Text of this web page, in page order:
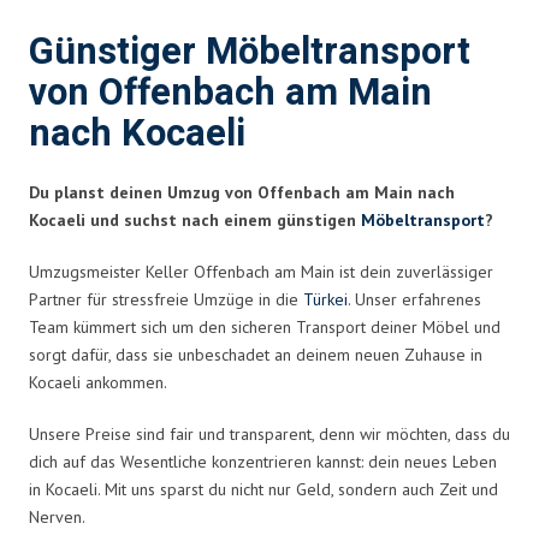
Günstiger Möbeltransport
von Offenbach am Main
nach Kocaeli
Du planst deinen Umzug von Offenbach am Main nach
Kocaeli und suchst nach einem günstigen Möbeltransport?
Umzugsmeister Keller Offenbach am Main ist dein zuverlässiger
Partner für stressfreie Umzüge in die Türkei. Unser erfahrenes
Team kümmert sich um den sicheren Transport deiner Möbel und
sorgt dafür, dass sie unbeschadet an deinem neuen Zuhause in
Kocaeli ankommen.
Unsere Preise sind fair und transparent, denn wir möchten, dass du
dich auf das Wesentliche konzentrieren kannst: dein neues Leben
in Kocaeli. Mit uns sparst du nicht nur Geld, sondern auch Zeit und
Nerven.